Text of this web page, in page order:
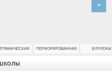
ПЕРФОРИРОВАННАЯ В
>